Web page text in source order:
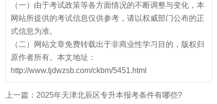
（一）由于考试政策等各方面情况的不断调整与变化，本
网站所提供的考试信息仅供参考，请以权威部门公布的正
式信息为准。
（二）网站文章免费转载出于非商业性学习目的，版权归
原作者所有。本文地址：
http://www.tjdwzsb.com/ckbm/5451.html
上一篇： 2025年天津北辰区专升本报考条件有哪些?